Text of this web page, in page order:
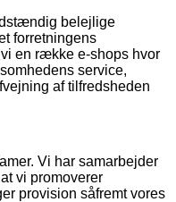
belejlige
forretningens
en række e-shops hvor
service,
af tilfredsheden
Vi har samarbejder
vi promoverer
provision såfremt vores